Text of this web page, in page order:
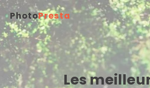
PhotoPresta
Les